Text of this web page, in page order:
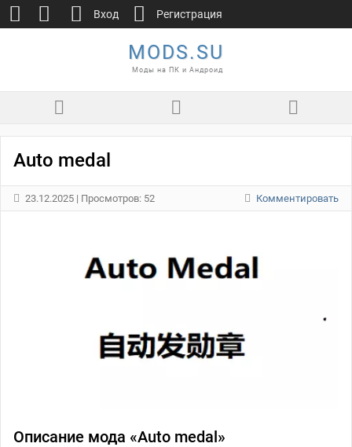
MODS.SU
Моды на ПК и Андроид
Auto medal
23.12.2025 | Просмотров: 52 Комментировать
Описание мода «Auto medal»
Вход Регистрация